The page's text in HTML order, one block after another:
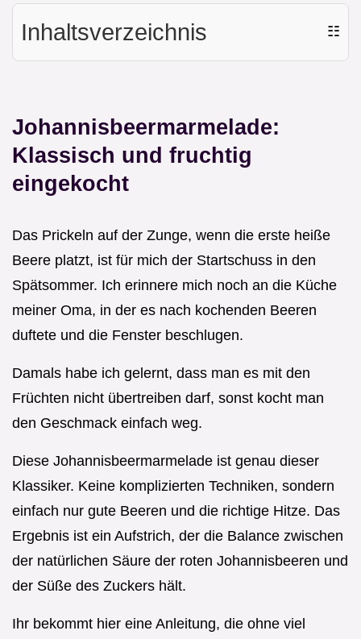
Inhaltsverzeichnis ☷
Johannisbeermarmelade:
Klassisch und fruchtig
eingekocht
Das Prickeln auf der Zunge, wenn die erste heiße
Beere platzt, ist für mich der Startschuss in den
Spätsommer. Ich erinnere mich noch an die Küche
meiner Oma, in der es nach kochenden Beeren
duftete und die Fenster beschlugen.
Damals habe ich gelernt, dass man es mit den
Früchten nicht übertreiben darf, sonst kocht man
den Geschmack einfach weg.
Diese Johannisbeermarmelade ist genau dieser
Klassiker. Keine komplizierten Techniken, sondern
einfach nur gute Beeren und die richtige Hitze. Das
Ergebnis ist ein Aufstrich, der die Balance zwischen
der natürlichen Säure der roten Johannisbeeren und
der Süße des Zuckers hält.
Ihr bekommt hier eine Anleitung, die ohne viel